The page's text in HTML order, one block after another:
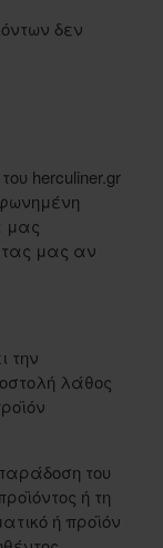
δεν
herculiner.gr
μας
μας αν
την
λάθος
του
ή τη
ή προϊόν